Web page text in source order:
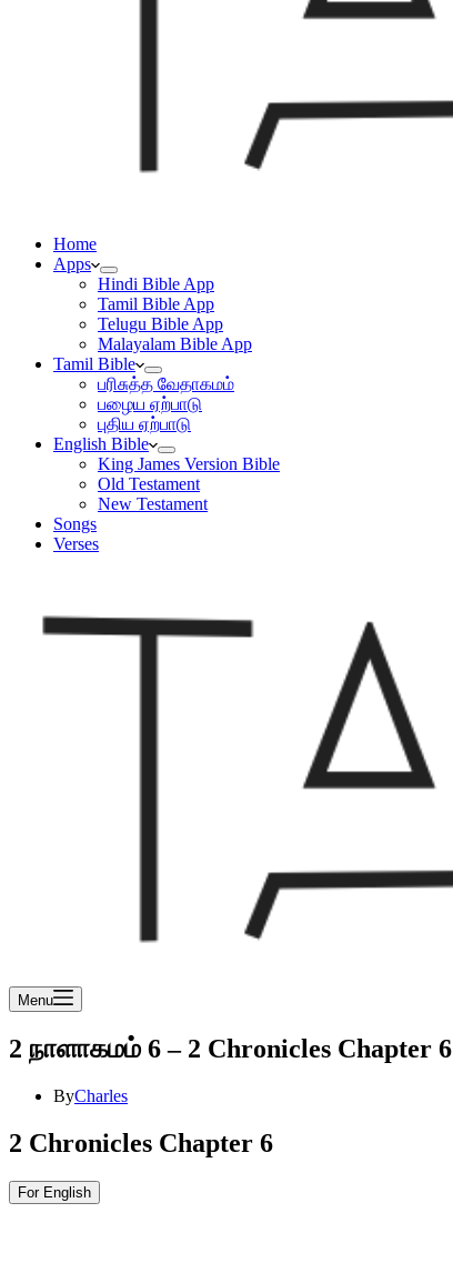
Home
Apps
Hindi Bible App
Tamil Bible App
Telugu Bible App
Malayalam Bible App
Tamil Bible
பரிசுத்த வேதாகமம்
பழைய ஏற்பாடு
புதிய ஏற்பாடு
English Bible
King James Version Bible
Old Testament
New Testament
Songs
Verses
Menu
2 நாளாகமம் 6 – 2 Chronicles Chapter 6
ByCharles
2 Chronicles Chapter 6
For English